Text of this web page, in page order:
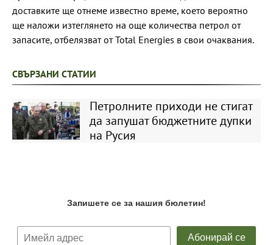
доставките ще отнеме известно време, което вероятно
ще наложи изтеглянето на още количества петрол от
запасите, отбелязват от Total Energies в свои очаквания.
СВЪРЗАНИ СТАТИИ
Петролните приходи не стигат
да запушат бюджетните дупки
на Русия